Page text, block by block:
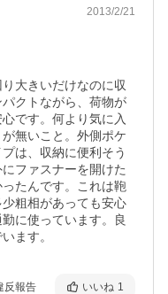
2013/2/21
大きいだけなのに収
クトながら、荷物が
です。何より気に入
無いこと。外側ポケ
は、収納に便利そう
ファスナーを開けた
たんです。これは鞄
粗相があっても安心
に使っています。良
ます。
反報告 いいね 1